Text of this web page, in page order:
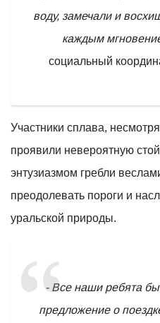
воду, замечали и
каждым
социальный
Участники сплава,
проявили невероятную
энтузиазмом гребли
преодолевать пороги и
уральской природы.
- Все наши ребята
предложение о